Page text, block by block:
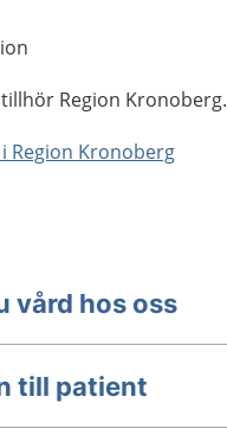
Region Kronoberg.
Region Kronoberg
vård hos oss
till patient